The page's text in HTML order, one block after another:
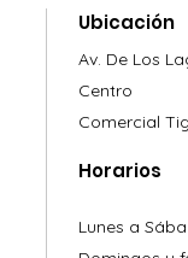
Ubicación
Av. De Los
Centro
Comercial
Horarios
Lunes a